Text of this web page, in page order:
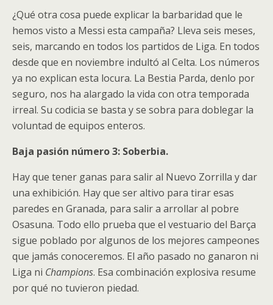
¿Qué otra cosa puede explicar la barbaridad que le
hemos visto a Messi esta campaña? Lleva seis meses,
seis, marcando en todos los partidos de Liga. En todos
desde que en noviembre indultó al Celta. Los números
ya no explican esta locura. La Bestia Parda, denlo por
seguro, nos ha alargado la vida con otra temporada
irreal. Su codicia se basta y se sobra para doblegar la
voluntad de equipos enteros.
Baja pasión número 3: Soberbia.
Hay que tener ganas para salir al Nuevo Zorrilla y dar
una exhibición. Hay que ser altivo para tirar esas
paredes en Granada, para salir a arrollar al pobre
Osasuna. Todo ello prueba que el vestuario del Barça
sigue poblado por algunos de los mejores campeones
que jamás conoceremos. El año pasado no ganaron ni
Liga ni Champions. Esa combinación explosiva resume
por qué no tuvieron piedad.